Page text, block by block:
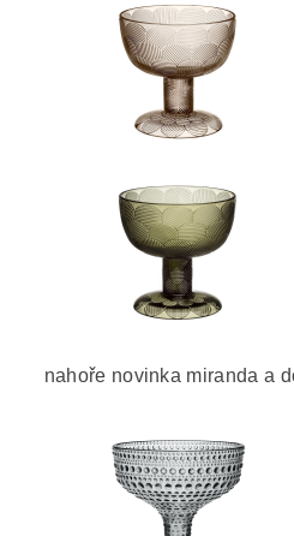
nahoře novinka miranda a